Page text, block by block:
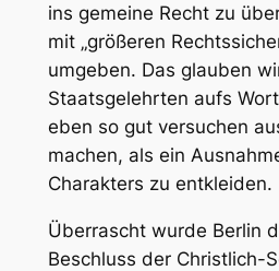
ins gemeine Recht zu
mit „größeren
umgeben. Das glauben
Staatsgelehrten aufs
eben so gut versuchen
machen, als ein
Charakters zu entkleiden.
Überrascht wurde Berlin
Beschluss der Christlich-